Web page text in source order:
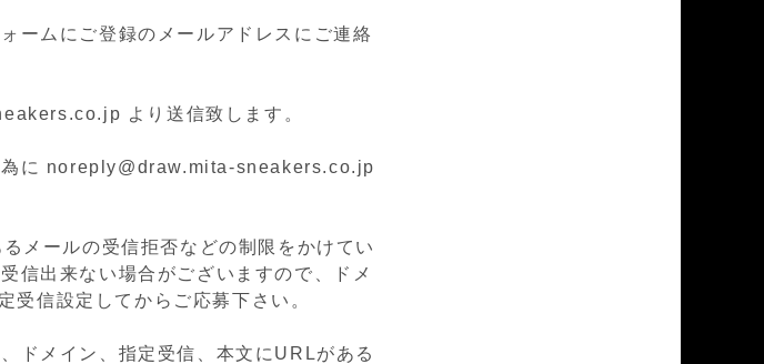
ームにご登録のメールアドレスにご連絡
より送信致します。
に noreply@draw.mita-sneakers.co.jp
メールの受信拒否などの制限をかけてい
信出来ない場合がございますので、ドメ
信設定してからご応募下さい。
ドメイン、指定受信、本文にURLがある